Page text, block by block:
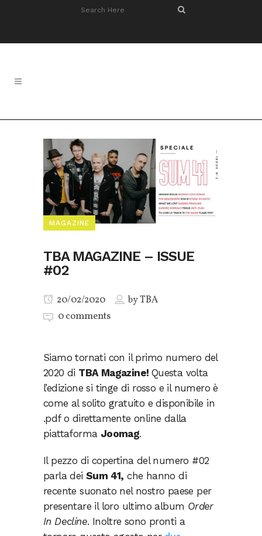
MAGAZINE
TBA MAGAZINE – ISSUE
#02
20/02/2020 byTBA
0 comments
Siamo tornati con il primo numero del
2020 di TBA Magazine! Questa volta
l’edizione si tinge di rosso e il numero è
come al solito gratuito e disponibile in
.pdf o direttamente online dalla
piattaforma Joomag.
Il pezzo di copertina del numero #02
parla deiSum 41, che hanno di
recente suonato nel nostro paese per
presentare il loro ultimo album Order
In Decline. Inoltre sono pronti a